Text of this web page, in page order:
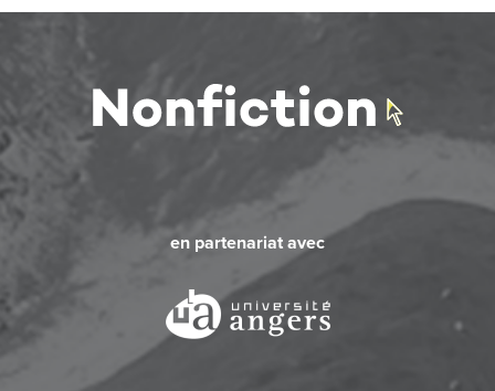
en partenariat avec